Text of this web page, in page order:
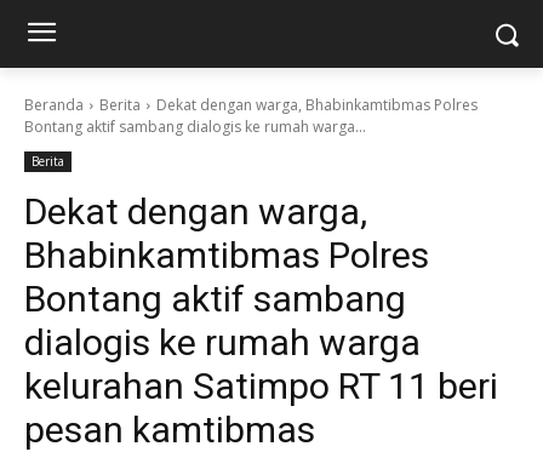
Beranda Berita
Dekat dengan warga, Bhabinkamtibmas Polres
Bontang aktif sambang dialogis ke rumah warga...
Berita
Dekat dengan warga,
Bhabinkamtibmas Polres
Bontang aktif sambang
dialogis ke rumah warga
kelurahan Satimpo RT 11 beri
pesan kamtibmas